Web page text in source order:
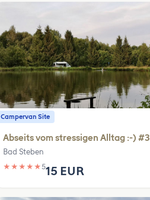
Campervan Site
Abseits vom stressigen Alltag :-) #3
Bad Steben
★ ★ ★ ★ ★515 EUR